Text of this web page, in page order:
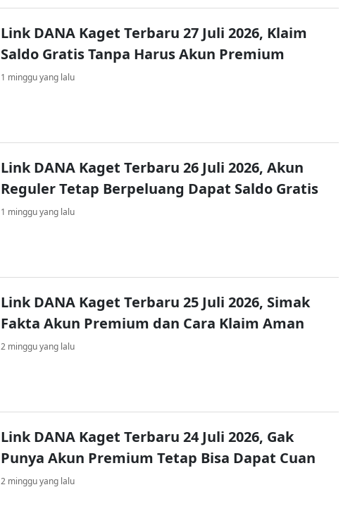
Link DANA Kaget Terbaru 27 Juli 2026, Klaim
Saldo Gratis Tanpa Harus Akun Premium
1 minggu yang lalu
Link DANA Kaget Terbaru 26 Juli 2026, Akun
Reguler Tetap Berpeluang Dapat Saldo Gratis
1 minggu yang lalu
Link DANA Kaget Terbaru 25 Juli 2026, Simak
Fakta Akun Premium dan Cara Klaim Aman
2 minggu yang lalu
Link DANA Kaget Terbaru 24 Juli 2026, Gak
Punya Akun Premium Tetap Bisa Dapat Cuan
2 minggu yang lalu